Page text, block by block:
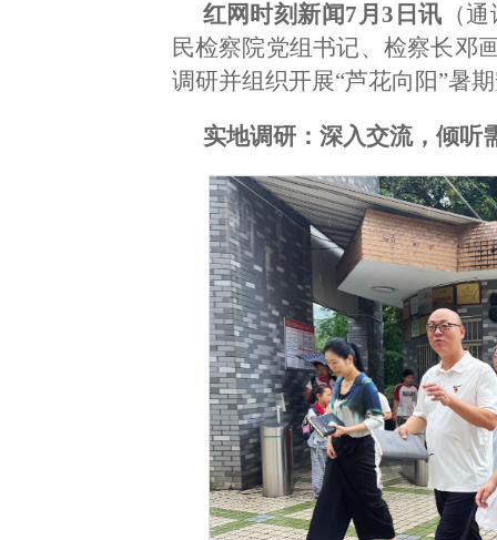
红网时刻新闻7月3日讯 （
民检察院党组书记、检察长邓
调研并组织开展“芦花向阳”暑
实地调研：深入交流，倾听